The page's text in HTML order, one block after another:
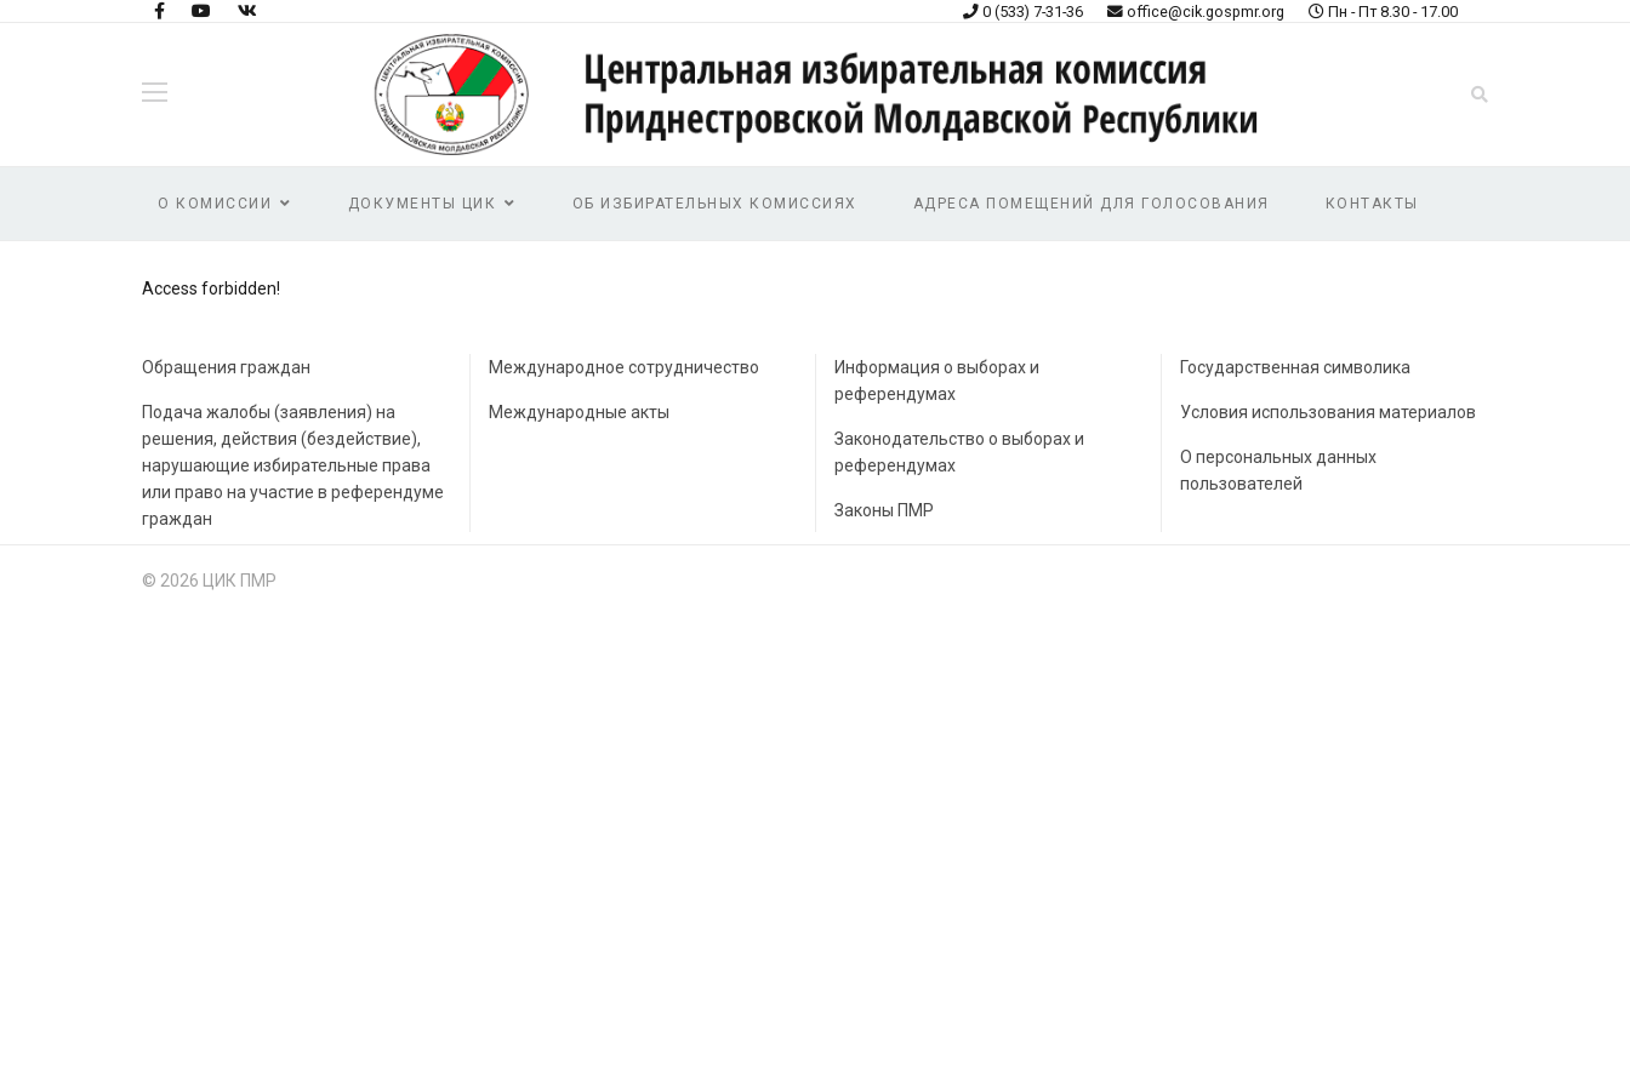
0 (533) 7-31-36 office@cik.gospmr.org Пн - Пт 8.30 - 17.00
О КОМИССИИ ДОКУМЕНТЫ ЦИК ОБ ИЗБИРАТЕЛЬНЫХ КОМИССИЯХ АДРЕСА ПОМЕЩЕНИЙ ДЛЯ ГОЛОСОВАНИЯ КОНТАКТЫ
Access forbidden!
Обращения граждан
Подача жалобы (заявления) на
решения, действия (бездействие),
нарушающие избирательные права
или право на участие в референдуме
граждан
Международное сотрудничество
Международные акты
Информация о выборах и
референдумах
Законодательство о выборах и
референдумах
Законы ПМР
Государственная символика
Условия использования материалов
О персональных данных
пользователей
© 2026 ЦИК ПМР